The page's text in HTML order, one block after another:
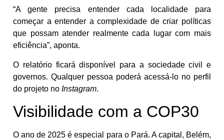
“A gente precisa entender cada localidade para
começar a entender a complexidade de criar políticas
que possam atender realmente cada lugar com mais
eficiência”, aponta.
O relatório ficará disponível para a sociedade civil e
governos. Qualquer pessoa poderá acessá-lo no perfil
do projeto no Instagram.
Visibilidade com a COP30
O ano de 2025 é especial para o Pará. A capital, Belém,